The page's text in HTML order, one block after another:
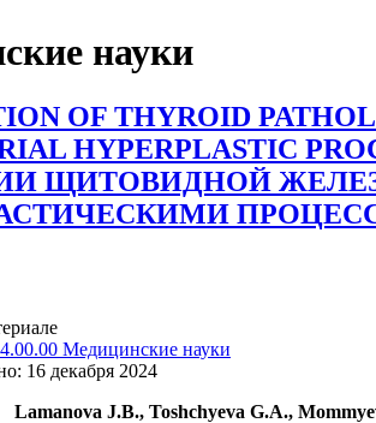
науки
OF THYROID
HYPERPLASTIC
ЩИТОВИДНОЙ
Медицинские науки
16 декабря 2024
Lamanova J.B., Toshchyeva G.A.,